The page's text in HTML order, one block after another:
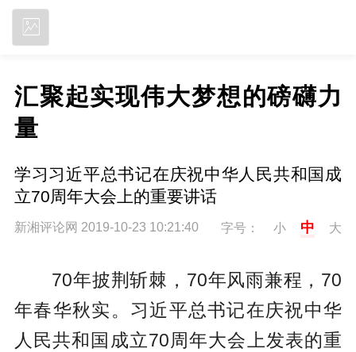
汇聚起实现伟大梦想的磅礴力
量
学习习近平总书记在庆祝中华人民共和国成
立70周年大会上的重要讲话
新湘评论网 2019-10-23 10:21:40 字号： 小 中 大
70年披荆斩棘，70年风雨兼程，70
年春华秋实。习近平总书记在庆祝中华
人民共和国成立70周年大会上发表的重